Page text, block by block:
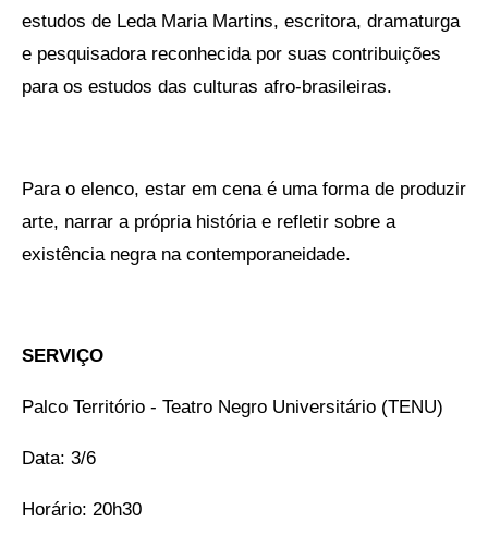
estudos de Leda Maria Martins, escritora, dramaturga
e pesquisadora reconhecida por suas contribuições
para os estudos das culturas afro-brasileiras.
Para o elenco, estar em cena é uma forma de produzir
arte, narrar a própria história e refletir sobre a
existência negra na contemporaneidade.
SERVIÇO
Palco Território - Teatro Negro Universitário (TENU)
Data: 3/6
Horário: 20h30